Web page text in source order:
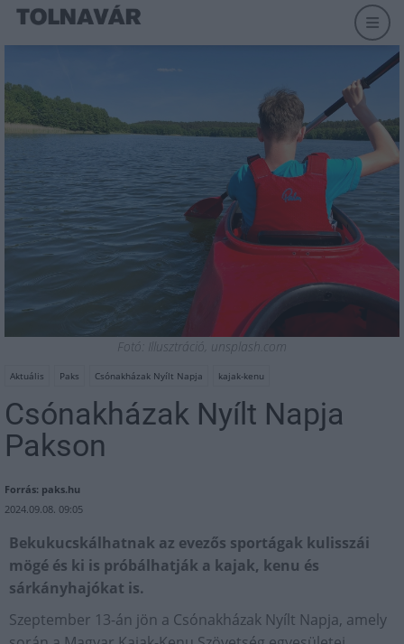
Fotó: Illusztráció, unsplash.com
Aktuális Paks Csónakházak Nyílt Napja kajak-kenu
Csónakházak Nyílt Napja
Pakson
Forrás: paks.hu
2024.09.08. 09:05
Bekukucskálhatnak az evezős sportágak kulisszái
mögé és ki is próbálhatják a kajak, kenu és
sárkányhajókat is.
Szeptember 13-án jön a Csónakházak Nyílt Napja, amely